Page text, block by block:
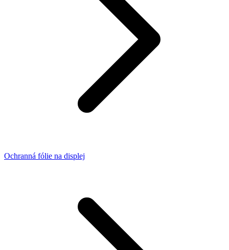
Ochranná fólie na displej